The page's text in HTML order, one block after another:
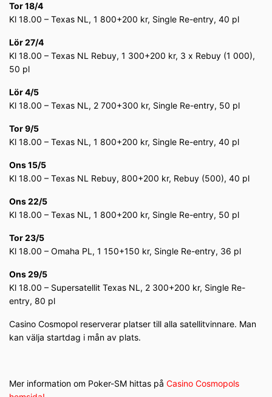
Tor 18/4
Kl 18.00 – Texas NL, 1 800+200 kr, Single Re-entry, 40 pl
Lör 27/4
Kl 18.00 – Texas NL Rebuy, 1 300+200 kr, 3 x Rebuy (1 000),
50 pl
Lör 4/5
Kl 18.00 – Texas NL, 2 700+300 kr, Single Re-entry, 50 pl
Tor 9/5
Kl 18.00 – Texas NL, 1 800+200 kr, Single Re-entry, 40 pl
Ons 15/5
Kl 18.00 – Texas NL Rebuy, 800+200 kr, Rebuy (500), 40 pl
Ons 22/5
Kl 18.00 – Texas NL, 1 800+200 kr, Single Re-entry, 50 pl
Tor 23/5
Kl 18.00 – Omaha PL, 1 150+150 kr, Single Re-entry, 36 pl
Ons 29/5
Kl 18.00 – Supersatellit Texas NL, 2 300+200 kr, Single Re-
entry, 80 pl
Casino Cosmopol reserverar platser till alla satellitvinnare. Man
kan välja startdag i mån av plats.
Mer information om Poker-SM hittas på Casino Cosmopols